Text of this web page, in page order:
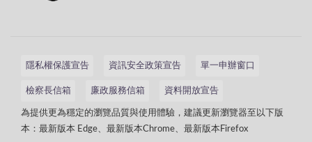
隱私權保護宣告 資訊安全政策宣告 單一申辦窗口
檢察長信箱 廉政服務信箱 資料開放宣告
為提供更為穩定的瀏覽品質與使用體驗，建議更新瀏覽器至以下版
本：最新版本 Edge、最新版本Chrome、最新版本Firefox